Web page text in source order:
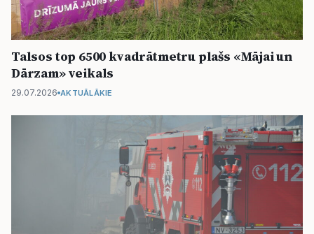
Talsos top 6500 kvadrātmetru plašs «Mājai un
Dārzam» veikals
29.07.2026 AKTUĀLĀKIE